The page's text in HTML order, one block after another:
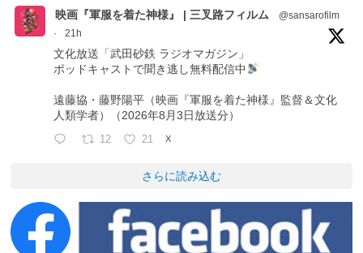
映画『軍服を着た神様』 | 三叉路フィルム
@sansarofilm
·
21h
文化放送「武田砂鉄 ラジオマガジン」
ポッドキャストで聞き逃し無料配信中
遠藤協・藤野陽平（映画『軍服を着た神様』監督＆文化
人類学者）（2026年8月3日放送分）
12 21 X
さらに読み込む